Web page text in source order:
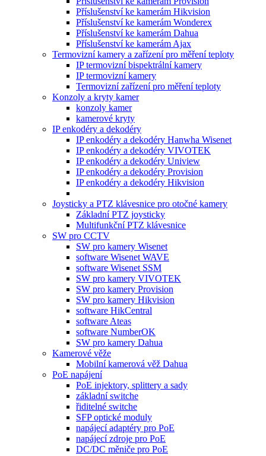
Příslušenství ke kamerám Hikvision
Příslušenství ke kamerám Wonderex
Příslušenství ke kamerám Dahua
Příslušenství ke kamerám Ajax
Termovizní kamery a zařízení pro měření teploty
IP termovizní bispektrální kamery
IP termovizní kamery
Termovizní zařízení pro měření teploty
Konzoly a kryty kamer
konzoly kamer
kamerové kryty
IP enkodéry a dekodéry
IP enkodéry a dekodéry Hanwha Wisenet
IP enkodéry a dekodéry VIVOTEK
IP enkodéry a dekodéry Uniview
IP enkodéry a dekodéry Provision
IP enkodéry a dekodéry Hikvision
Joysticky a PTZ klávesnice pro otočné kamery
Základní PTZ joysticky
Multifunkční PTZ klávesnice
SW pro CCTV
SW pro kamery Wisenet
software Wisenet WAVE
software Wisenet SSM
SW pro kamery VIVOTEK
SW pro kamery Provision
SW pro kamery Hikvision
software HikCentral
software Ateas
software NumberOK
SW pro kamery Dahua
Kamerové věže
Mobilní kamerová věž Dahua
PoE napájení
PoE injektory, splittery a sady
základní switche
řiditelné switche
SFP optické moduly
napájecí adaptéry pro PoE
napájecí zdroje pro PoE
DC/DC měniče pro PoE